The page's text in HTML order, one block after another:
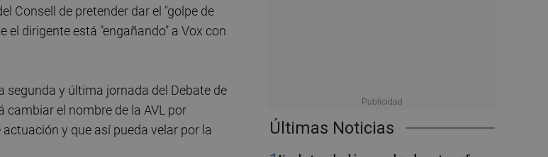
Últimas Noticias
Consell de pretender dar el "golpe de
dirigente está "engañando" a Vox con
segunda y última jornada del Debate de
cambiar el nombre de la AVL por
y que así pueda velar por la